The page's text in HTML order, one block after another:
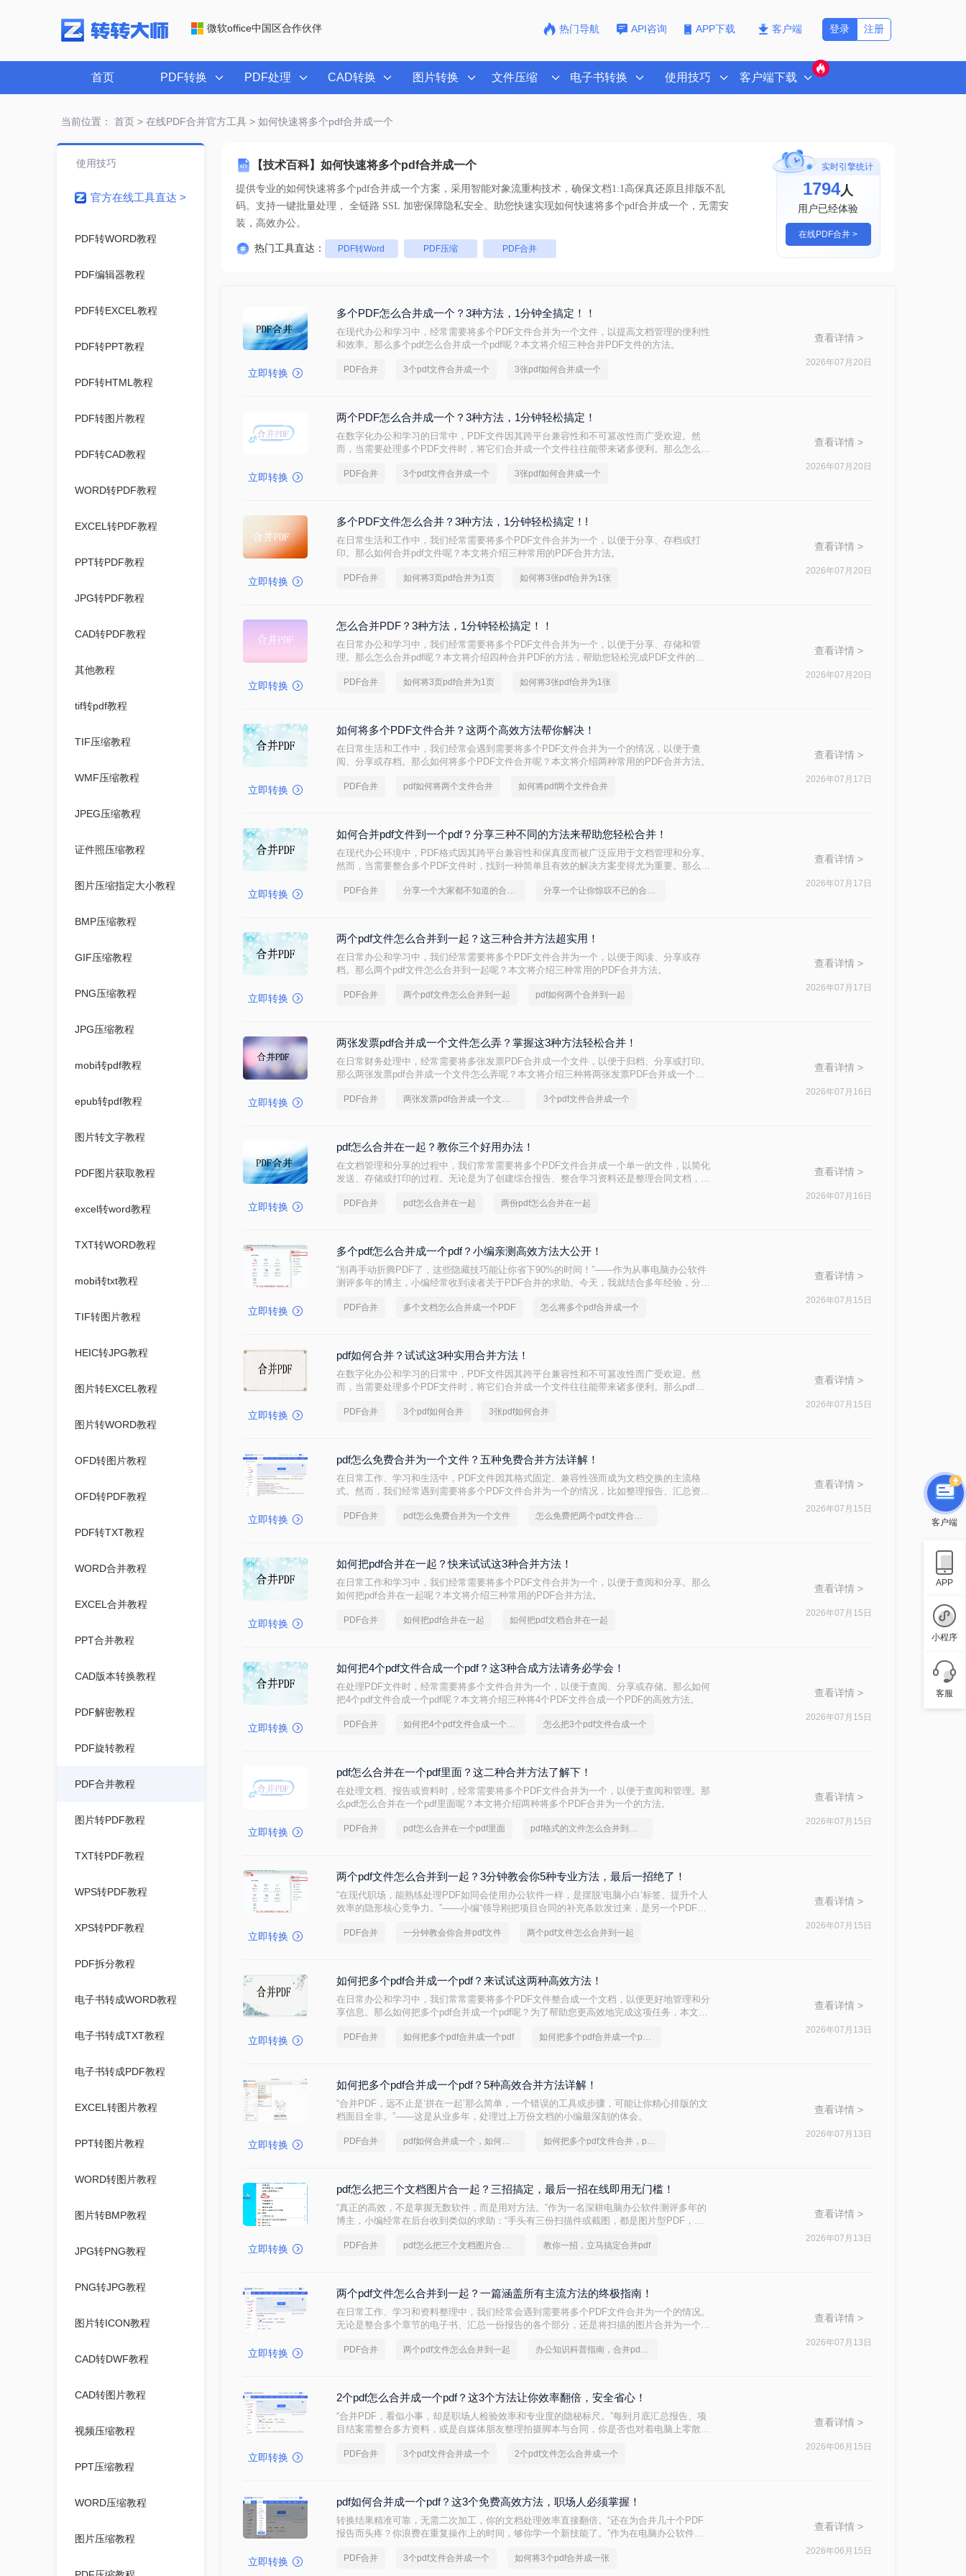
微软office中国区合作伙伴 热门导航 API咨询 APP下载 客户端 注册
登录
首页 PDF转换 PDF处理 CAD转换 图片转换 文件压缩 电子书转换 使用技巧 客户端下载
当前位置： 首页> 在线PDF合并官方工具> 如何快速将多个pdf合并成一个
【技术百科】如何快速将多个pdf合并成一个
提供专业的如何快速将多个pdf合并成一个方案，采用智能对象流重构技术，确保文档1:1高保真还原且排版不乱
码。支持一键批量处理， 全链路 SSL 加密保障隐私安全。助您快速实现如何快速将多个pdf合并成一个 ，无需安
装，高效办公。
热门工具直达： PDF转Word PDF压缩 PDF合并
实时引擎统计
1794人
用户已经体验
在线PDF合并 >
使用技巧
官方在线工具直达 >
PDF转WORD教程
PDF编辑器教程
PDF转EXCEL教程
PDF转PPT教程
PDF转HTML教程
PDF转图片教程
PDF转CAD教程
WORD转PDF教程
EXCEL转PDF教程
PPT转PDF教程
JPG转PDF教程
CAD转PDF教程
其他教程
tif转pdf教程
TIF压缩教程
WMF压缩教程
JPEG压缩教程
证件照压缩教程
图片压缩指定大小教程
BMP压缩教程
GIF压缩教程
PNG压缩教程
JPG压缩教程
mobi转pdf教程
epub转pdf教程
图片转文字教程
PDF图片获取教程
excel转word教程
TXT转WORD教程
mobi转txt教程
TIF转图片教程
HEIC转JPG教程
图片转EXCEL教程
图片转WORD教程
OFD转图片教程
OFD转PDF教程
PDF转TXT教程
WORD合并教程
EXCEL合并教程
PPT合并教程
CAD版本转换教程
PDF解密教程
PDF旋转教程
PDF合并教程
图片转PDF教程
TXT转PDF教程
WPS转PDF教程
XPS转PDF教程
PDF拆分教程
电子书转成WORD教程
电子书转成TXT教程
电子书转成PDF教程
EXCEL转图片教程
PPT转图片教程
WORD转图片教程
图片转BMP教程
JPG转PNG教程
PNG转JPG教程
图片转ICON教程
CAD转DWF教程
CAD转图片教程
视频压缩教程
PPT压缩教程
WORD压缩教程
图片压缩教程
立即转换
多个PDF怎么合并成一个？3种方法，1分钟全搞定！！
在现代办公和学习中，经常需要将多个PDF文件合并为一个文件，以提高文档管理的便利性
和效率。那么多个pdf怎么合并成一个pdf呢？本文将介绍三种合并PDF文件的方法。
PDF合并 3个pdf文件合并成一个 3张pdf如何合并成一个
查看详情 >
2026年07月20日
立即转换
两个PDF怎么合并成一个？3种方法，1分钟轻松搞定！
在数字化办公和学习的日常中，PDF文件因其跨平台兼容性和不可篡改性而广受欢迎。然
而，当需要处理多个PDF文件时，将它们合并成一个文件往往能带来诸多便利。那么怎么合
PDF合并 3个pdf文件合并成一个 3张pdf如何合并成一个
查看详情 >
2026年07月20日
立即转换
多个PDF文件怎么合并？3种方法，1分钟轻松搞定！!
在日常生活和工作中，我们经常需要将多个PDF文件合并为一个，以便于分享、存档或打
印。那么如何合并pdf文件呢？本文将介绍三种常用的PDF合并方法。
PDF合并 如何将3页pdf合并为1页 如何将3张pdf合并为1张
查看详情 >
2026年07月20日
立即转换
怎么合并PDF？3种方法，1分钟轻松搞定！！
在日常办公和学习中，我们经常需要将多个PDF文件合并为一个，以便于分享、存储和管
理。那么怎么合并pdf呢？本文将介绍四种合并PDF的方法，帮助您轻松完成PDF文件的合
PDF合并 如何将3页pdf合并为1页 如何将3张pdf合并为1张
查看详情 >
2026年07月20日
立即转换
如何将多个PDF文件合并？这两个高效方法帮你解决！
在日常生活和工作中，我们经常会遇到需要将多个PDF文件合并为一个的情况，以便于查
阅、分享或存档。那么如何将多个PDF文件合并呢？本文将介绍两种常用的PDF合并方法。
PDF合并 pdf如何将两个文件合并 如何将pdf两个文件合并
查看详情 >
2026年07月17日
立即转换
如何合并pdf文件到一个pdf？分享三种不同的方法来帮助您轻松合并！
在现代办公环境中，PDF格式因其跨平台兼容性和保真度而被广泛应用于文档管理和分享。
然而，当需要整合多个PDF文件时，找到一种简单且有效的解决方案变得尤为重要。那么如
并成一个PDF文件。
PDF合并 分享一个大家都不知道的合并pdf文件方法 分享一个让你惊叹不已的合并pdf方法
查看详情 >
2026年07月17日
立即转换
两个pdf文件怎么合并到一起？这三种合并方法超实用！
在日常办公和学习中，我们经常需要将多个PDF文件合并为一个，以便于阅读、分享或存
档。那么两个pdf文件怎么合并到一起呢？本文将介绍三种常用的PDF合并方法。
PDF合并 两个pdf文件怎么合并到一起 pdf如何两个合并到一起
查看详情 >
2026年07月17日
立即转换
两张发票pdf合并成一个文件怎么弄？掌握这3种方法轻松合并！
在日常财务处理中，经常需要将多张发票PDF合并成一个文件，以便于归档、分享或打印。
那么两张发票pdf合并成一个文件怎么弄呢？本文将介绍三种将两张发票PDF合并成一个文
PDF合并 两张发票pdf合并成一个文件怎么弄 3个pdf文件合并成一个
查看详情 >
2026年07月16日
立即转换
pdf怎么合并在一起？教你三个好用办法！
在文档管理和分享的过程中，我们常常需要将多个PDF文件合并成一个单一的文件，以简化
发送、存储或打印的过程。无论是为了创建综合报告、整合学习资料还是整理合同文档，掌
PDF合并 pdf怎么合并在一起 两份pdf怎么合并在一起
查看详情 >
2026年07月16日
立即转换
多个pdf怎么合并成一个pdf？小编亲测高效方法大公开！
“别再手动折腾PDF了，这些隐藏技巧能让你省下90%的时间！”——作为从事电脑办公软件
测评多年的博主，小编经常收到读者关于PDF合并的求助。今天，我就结合多年经验，分享
多个pdf怎么合并成一个pdf呢？本文基于真实测试和数据，确保专业可信，助你快速掌握实
PDF合并 多个文档怎么合并成一个PDF 怎么将多个pdf合并成一个
查看详情 >
2026年07月15日
立即转换
pdf如何合并？试试这3种实用合并方法！
在数字化办公和学习的日常中，PDF文件因其跨平台兼容性和不可篡改性而广受欢迎。然
而，当需要处理多个PDF文件时，将它们合并成一个文件往往能带来诸多便利。那么pdf如
PDF合并 3个pdf如何合并 3张pdf如何合并
查看详情 >
2026年07月15日
立即转换
pdf怎么免费合并为一个文件？五种免费合并方法详解！
在日常工作、学习和生活中，PDF文件因其格式固定、兼容性强而成为文档交换的主流格
式。然而，我们经常遇到需要将多个PDF文件合并为一个的情况，比如整理报告、汇总资料
成任务。那么pdf怎么免费合并为一个文件呢？本文将系统介绍五种免费合并PDF文件的方
PDF合并 pdf怎么免费合并为一个文件 怎么免费把两个pdf文件合并为一个
查看详情 >
2026年07月15日
立即转换
如何把pdf合并在一起？快来试试这3种合并方法！
在日常工作和学习中，我们经常需要将多个PDF文件合并为一个，以便于查阅和分享。那么
如何把pdf合并在一起呢？本文将介绍三种常用的PDF合并方法。
PDF合并 如何把pdf合并在一起 如何把pdf文档合并在一起
查看详情 >
2026年07月15日
立即转换
如何把4个pdf文件合成一个pdf？这3种合成方法请务必学会！
在处理PDF文件时，经常需要将多个文件合并为一个，以便于查阅、分享或存储。那么如何
把4个pdf文件合成一个pdf呢？本文将介绍三种将4个PDF文件合成一个PDF的高效方法。
PDF合并 如何把4个pdf文件合成一个pdf 怎么把3个pdf文件合成一个
查看详情 >
2026年07月15日
立即转换
pdf怎么合并在一个pdf里面？这二种合并方法了解下！
在处理文档、报告或资料时，经常需要将多个PDF文件合并为一个，以便于查阅和管理。那
么pdf怎么合并在一个pdf里面呢？本文将介绍两种将多个PDF合并为一个的方法。
PDF合并 pdf怎么合并在一个pdf里面 pdf格式的文件怎么合并到一个里面
查看详情 >
2026年07月15日
立即转换
两个pdf文件怎么合并到一起？3分钟教会你5种专业方法，最后一招绝了！
“在现代职场，能熟练处理PDF如同会使用办公软件一样，是摆脱‘电脑小白’标签、提升个人
效率的隐形核心竞争力。”——小编“领导刚把项目合同的补充条款发过来，是另一个PDF，
PDF合并 一分钟教会你合并pdf文件 两个pdf文件怎么合并到一起
查看详情 >
2026年07月15日
立即转换
如何把多个pdf合并成一个pdf？来试试这两种高效方法！
在日常办公和学习中，我们常常需要将多个PDF文件整合成一个文档，以便更好地管理和分
享信息。那么如何把多个pdf合并成一个pdf呢？为了帮助您更高效地完成这项任务，本文将
PDF合并 如何把多个pdf合并成一个pdf 如何把多个pdf合并成一个pdf文件
查看详情 >
2026年07月13日
立即转换
如何把多个pdf合并成一个pdf？5种高效合并方法详解！
“合并PDF，远不止是‘拼在一起’那么简单，一个错误的工具或步骤，可能让你精心排版的文
档面目全非。”——这是从业多年，处理过上万份文档的小编最深刻的体会。
PDF合并 pdf如何合并成一个，如何把多个pdf文件合并 如何把多个pdf文件合并，pdf如何合并成一个
查看详情 >
2026年07月13日
立即转换
pdf怎么把三个文档图片合一起？三招搞定，最后一招在线即用无门槛！
“真正的高效，不是掌握无数软件，而是用对方法。”作为一名深耕电脑办公软件测评多年的
博主，小编经常在后台收到类似的求助：“手头有三份扫描件或截图，都是图片型PDF，怎
PDF合并 pdf怎么把三个文档图片合一起 教你一招，立马搞定合并pdf
查看详情 >
2026年07月13日
立即转换
两个pdf文件怎么合并到一起？一篇涵盖所有主流方法的终极指南！
在日常工作、学习和资料整理中，我们经常会遇到需要将多个PDF文件合并为一个的情况。
无论是整合多个章节的电子书、汇总一份报告的各个部分，还是将扫描的图片合并为一个
能，但各有优劣。那么两个pdf文件怎么合并到一起呢？本文将为您详细介绍四种主流且有
PDF合并 两个pdf文件怎么合并到一起 办公知识科普指南，合并pdf文件的操作方法
查看详情 >
2026年07月13日
立即转换
2个pdf怎么合并成一个pdf？这3个方法让你效率翻倍，安全省心！
“合并PDF，看似小事，却是职场人检验效率和专业度的隐秘标尺。”每到月底汇总报告、项
目结案需整合多方资料，或是自媒体朋友整理拍摄脚本与合同，你是否也对着电脑上零散的
PDF合并 3个pdf文件合并成一个 2个pdf文件怎么合并成一个
查看详情 >
2026年06月15日
立即转换
pdf如何合并成一个pdf？这3个免费高效方法，职场人必须掌握！
转换结果精准可靠，无需二次加工，你的文档处理效率直接翻倍。“还在为合并几十个PDF
报告而头疼？你浪费在重复操作上的时间，够你学一个新技能了。”作为在电脑办公软件测
何合并成一个pdf呢？
PDF合并 3个pdf文件合并成一个 如何将3个pdf合并成一张
查看详情 >
2026年06月15日
客户端
APP
小程序
客服